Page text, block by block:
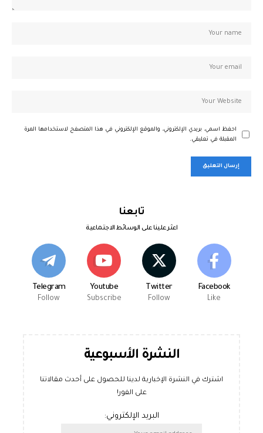
احفظ اسمي، بريدي الإلكتروني، والموقع الإلكتروني في هذا المتصفح لاستخدامها المرة
المقبلة في تعليقي.
تابعنا
اعثر علينا على الوسائط الاجتماعية
Facebook
Like
Twitter
Follow
Youtube
Subscribe
Telegram
Follow
النشرة الأسبوعية
اشترك في النشرة الإخبارية لدينا للحصول على أحدث مقالاتنا
على الفور!
البريد الإلكتروني: